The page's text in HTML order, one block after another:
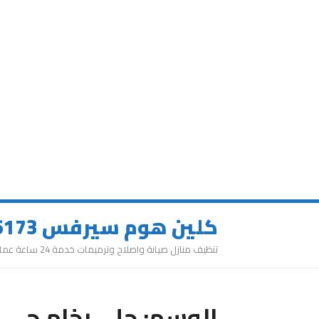
كلين هوم سيرفس 0543626173
تنظيف منازل صيانة واصلاح وترميمات خدمة 24 ساعة عمالة مميزة